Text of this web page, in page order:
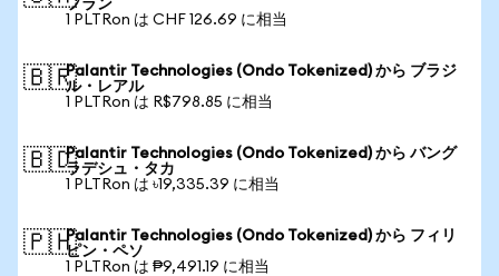
フラン
1 PLTRon は CHF 126.69 に相当
🇧🇷Palantir Technologies (Ondo Tokenized) から ブラジ
ル・レアル
1 PLTRon は R$798.85 に相当
🇧🇩Palantir Technologies (Ondo Tokenized) から バング
ラデシュ・タカ
1 PLTRon は ৳19,335.39 に相当
🇵🇭Palantir Technologies (Ondo Tokenized) から フィリ
ピン・ペソ
1 PLTRon は ₱9,491.19 に相当